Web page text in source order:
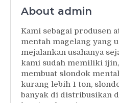
About admin
Kami sebagai produsen
mentah magelang yang
mejalankan usahanya
kami sudah memiliki
membuat slondok
kurang lebih 1 ton,
banyak di distribusikan